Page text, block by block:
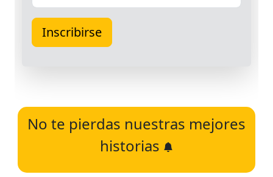
No te pierdas nuestras mejores
historias